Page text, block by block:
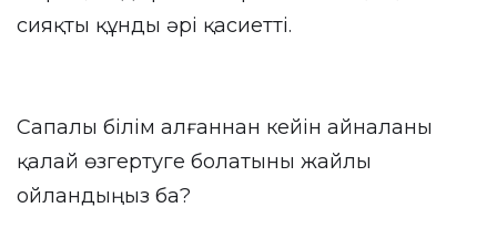
сияқты құнды әрі қасиетті.
Сапалы білім алғаннан кейін айналаны
қалай өзгертуге болатыны жайлы
ойландыңыз ба?